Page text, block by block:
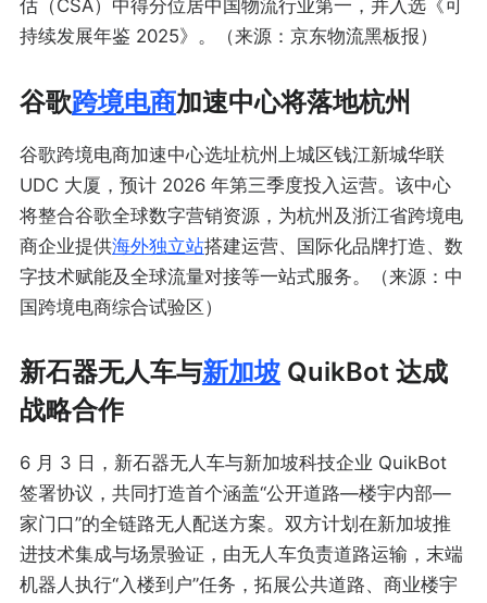
估（CSA）中得分位居中国物流行业第一，并入选《可
持续发展年鉴 2025》。（来源：京东物流黑板报）
谷歌跨境电商加速中心将落地杭州
谷歌跨境电商加速中心选址杭州上城区钱江新城华联
UDC 大厦，预计 2026 年第三季度投入运营。该中心
将整合谷歌全球数字营销资源，为杭州及浙江省跨境电
商企业提供海外独立站搭建运营、国际化品牌打造、数
字技术赋能及全球流量对接等一站式服务。（来源：中
国跨境电商综合试验区）
新石器无人车与新加坡QuikBot 达成
战略合作
6 月 3 日，新石器无人车与新加坡科技企业 QuikBot
签署协议，共同打造首个涵盖“公开道路—楼宇内部—
家门口”的全链路无人配送方案。双方计划在新加坡推
进技术集成与场景验证，由无人车负责道路运输，末端
机器人执行“入楼到户”任务，拓展公共道路、商业楼宇